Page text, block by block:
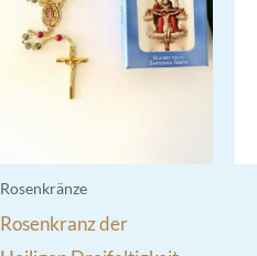
Rosenkränze
Rosenkranz der